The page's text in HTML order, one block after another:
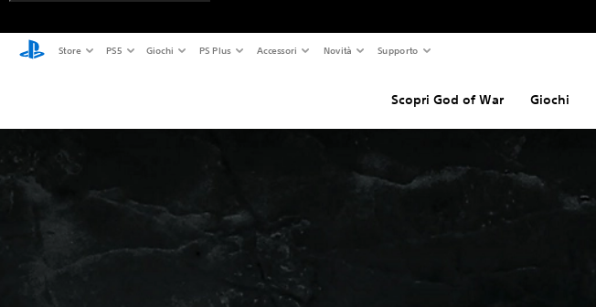
Store PS5 Giochi PS Plus Accessori Novità Supporto
Scopri God of War Giochi